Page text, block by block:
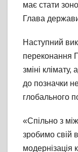
має стати
Глава
Наступний
переконання
зміні
до позначки
глобального
«Спільно з
зробимо свій
модернізація